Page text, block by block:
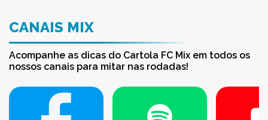
CANAIS MIX
Acompanhe as dicas do Cartola FC Mix em todos os
nossos canais para mitar nas rodadas!